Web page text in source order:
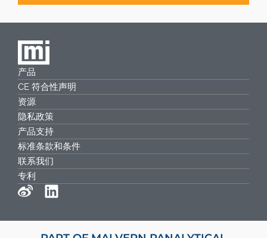
产品
CE 符合性声明
资源
隐私政策
产品支持
标准条款和条件
联系我们
专利